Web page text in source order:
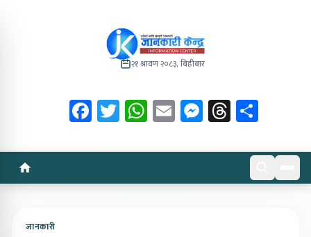
२१ श्रावण २०८३, बिहीबार
Facebook
Twitter
WhatsApp
EmailMessenger
Threads
जानकारी